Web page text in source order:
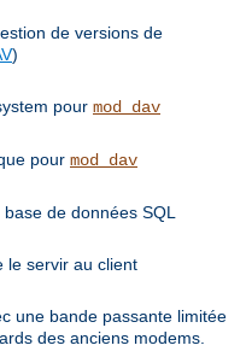
de versions de
)
pour mod_dav
pour mod_dav
de données SQL
le servir au client
une bande passante limitée
des anciens modems.